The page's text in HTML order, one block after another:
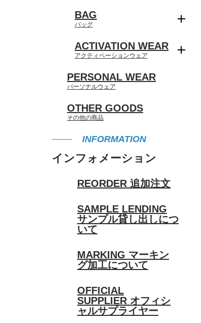
BAG
バッグ
ACTIVATION WEAR
アクティベーションウェア
PERSONAL WEAR
パーソナルウェア
OTHER GOODS
その他の商品
INFORMATION
インフォメーション
REORDER 追加注文
SAMPLE LENDING
サンプル貸し出しにつ
いて
MARKING マーキン
グ加工について
OFFICIAL
SUPPLIER オフィシ
ャルサプライヤー